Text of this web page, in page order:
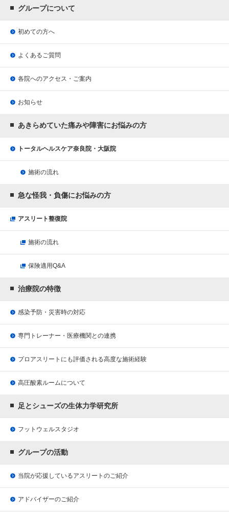
グループについて
初めての方へ
よくあるご質問
各院へのアクセス・ご案内
お知らせ
あきらめていた痛みや障害にお悩みの方
トータルヘルスケア奈良院・大阪院
施術の流れ
急な怪我・負傷にお悩みの方
アスリート整復院
施術の流れ
保険適用Q&A
治療院の特徴
感染予防・災害時の対応
専門トレーナー・医療機関との連携
プロアスリートにも評価される高度な施術経験
高圧酸素ルームについて
足とシューズの生体力学研究所
フットウェルスタジオ
グループの活動
当院が応援しているアスリートのご紹介
アドバイザーのご紹介